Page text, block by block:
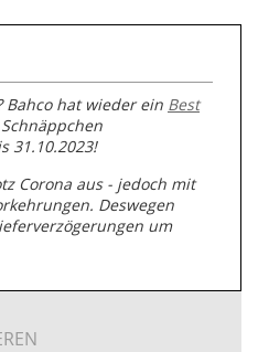
Bahco hat wieder ein Best
31.10.2023!
Corona aus - jedoch mit
Deswegen
um
zu unserer